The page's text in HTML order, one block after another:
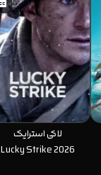
لاکی استرایک
Lucky Strike 2026